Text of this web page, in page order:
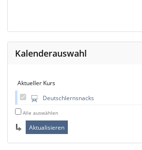
Kalenderauswahl
Aktueller Kurs
Deutschlernsnacks
Alle auswählen